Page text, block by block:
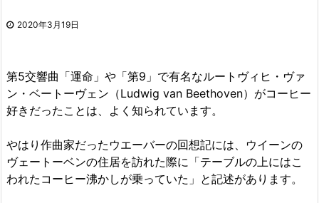
2020年3月19日
第5交響曲「運命」や「第9」で有名なルートヴィヒ・ヴァ
ン・ベートーヴェン（Ludwig van Beethoven）がコーヒー
好きだったことは、よく知られています。
やはり作曲家だったウエーバーの回想記には、ウイーンの
ヴェートーベンの住居を訪れた際に「テーブルの上にはこ
われたコーヒー沸かしが乗っていた」と記述があります。